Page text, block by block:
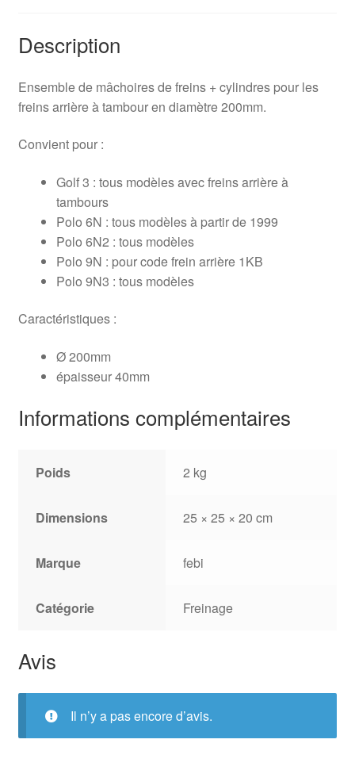
Description
Ensemble de mâchoires de freins + cylindres pour les
freins arrière à tambour en diamètre 200mm.
Convient pour :
Golf 3 : tous modèles avec freins arrière à
tambours
Polo 6N : tous modèles à partir de 1999
Polo 6N2 : tous modèles
Polo 9N : pour code frein arrière 1KB
Polo 9N3 : tous modèles
Caractéristiques :
Ø 200mm
épaisseur 40mm
Informations complémentaires
Poids 2 kg
Dimensions 25 × 25 × 20 cm
Marque febi
Catégorie Freinage
Avis
Il n’y a pas encore d’avis.